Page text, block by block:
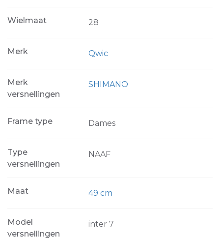
Wielmaat 28
Merk Qwic
Merk
versnellingen
SHIMANO
Frame type Dames
Type
versnellingen
NAAF
Maat 49 cm
Model
versnellingen
inter 7